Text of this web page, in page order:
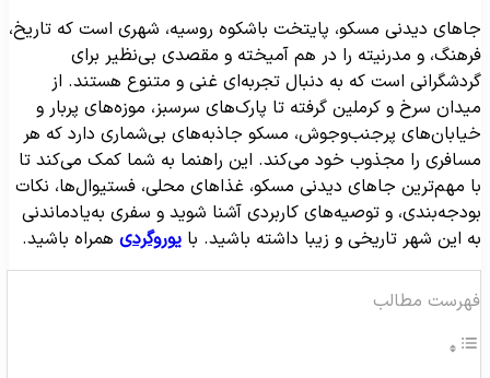
دیدنی مسکو، پایتخت باشکوه روسیه، شهری است که تاریخ،
و مدرنیته را در هم آمیخته و مقصدی بی‌نظیر برای
است که به دنبال تجربه‌ای غنی و متنوع هستند. از
سرخ و کرملین گرفته تا پارک‌های سرسبز، موزه‌های پربار و
پرجنب‌وجوش، مسکو جاذبه‌های بی‌شماری دارد که هر
را مجذوب خود می‌کند. این راهنما به شما کمک می‌کند تا
مهم‌ترین جاهای دیدنی مسکو، غذاهای محلی، فستیوال‌ها، نکات
و توصیه‌های کاربردی آشنا شوید و سفری به‌یادماندنی
این شهر تاریخی و زیبا داشته باشید. بایوروگردیهمراه باشید.
مطالب